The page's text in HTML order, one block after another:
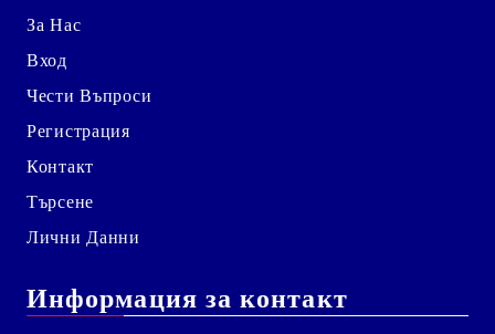
За Нас
Вход
Чести Въпроси
Регистрация
Контакт
Търсене
Лични Данни
Информация за контакт